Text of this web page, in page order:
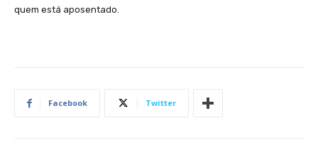
quem está aposentado.
Facebook Twitter